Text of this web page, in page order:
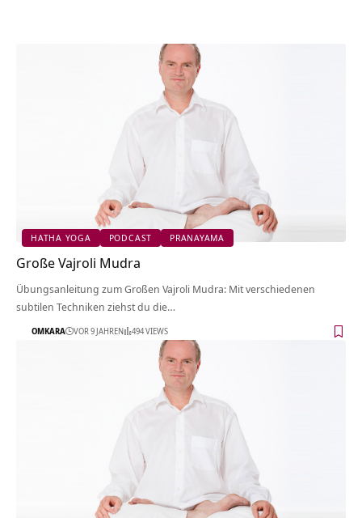
HATHA YOGA PODCAST PRANAYAMA
Große Vajroli Mudra
Übungsanleitung zum Großen Vajroli Mudra: Mit verschiedenen
subtilen Techniken ziehst du die…
OMKARA VOR 9 JAHREN 494 VIEWS